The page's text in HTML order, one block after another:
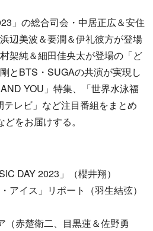
」の総合司会・中居正広＆安住
辺美波＆要潤＆伊礼彼方が登場
架純＆細田佳央太が登場の「ど
とBTS・SUGAの共演が実現し
YOU」特集、「世界水泳福
レビ」など注目番組をまとめ
をお届けする。
DAY 2023」（櫻井翔）
アイス」リポート（羽生結弦）
（赤楚衛二、目黒蓮＆佐野勇